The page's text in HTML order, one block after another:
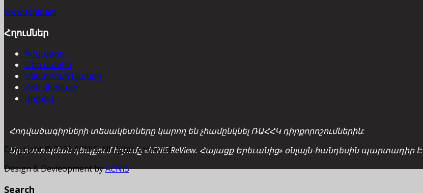
www.acnis.am
Հղումներ
Գլխավոր
Մեր մասին
Կենտրոնի կյանքը
Հին վեբկայք
Արխիվ
Հոդվածագիրների տեսակետները կարող են չհամընկնել ՌԱՀՀԿ դիրքորոշումներին:
Արտատպման դեպքում հղումը «ACNIS ReView. Հայացք Երեւանից» օնլայն-հանդեսին պարտադիր է:
Copyright © 2026 ACNIS. All rights reserved.
Design & Devleopment byACNIS
Search